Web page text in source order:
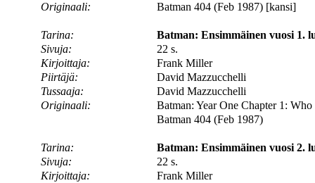
Originaali:
Batman 404 (Feb 1987) [kansi]
Tarina:
Batman: Ensimmäinen vuosi 1.
Sivuja:
22 s.
Kirjoittaja:
Frank Miller
Piirtäjä:
David Mazzucchelli
Tussaaja:
David Mazzucchelli
Originaali:
Batman: Year One Chapter 1:
Batman 404 (Feb 1987)
Tarina:
Batman: Ensimmäinen vuosi 2.
Sivuja:
22 s.
Kirjoittaja:
Frank Miller